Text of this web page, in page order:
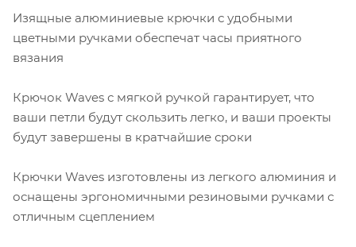
Изящные алюминиевые крючки с удобными
цветными ручками обеспечат часы приятного
вязания
Крючок Waves с мягкой ручкой гарантирует, что
ваши петли будут скользить легко, и ваши проекты
будут завершены в кратчайшие сроки
Крючки Waves изготовлены из легкого алюминия и
оснащены эргономичными резиновыми ручками с
отличным сцеплением